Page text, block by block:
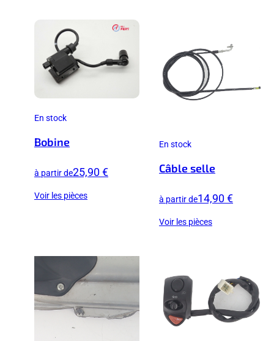
En stock
Bobine
à partir de25,90 €
Voir les pièces
En stock
Câble selle
à partir de14,90 €
Voir les pièces